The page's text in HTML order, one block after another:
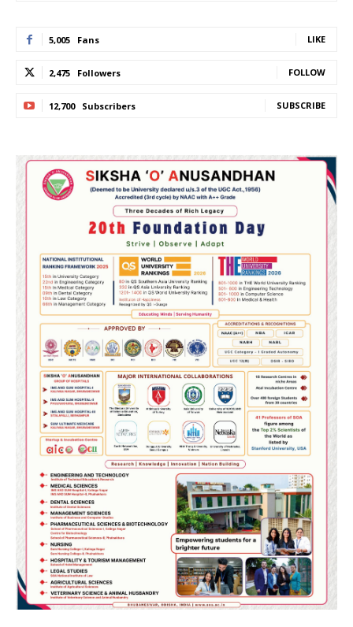
5,005 Fans LIKE
2,475 Followers FOLLOW
12,700 Subscribers SUBSCRIBE